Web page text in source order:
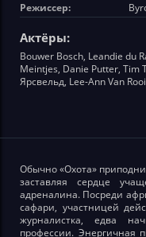
Режиссер:
Актёры:
Bouwer Bosch, Leandie du
Meintjes, Danie Putter, Tim
Ярсвельд, Lee-Ann Van
Обычно «Охота»
заставляя сердце
адреналина. Посреди
сафари, участницей
журналистка, едва
профессии. Энергичная